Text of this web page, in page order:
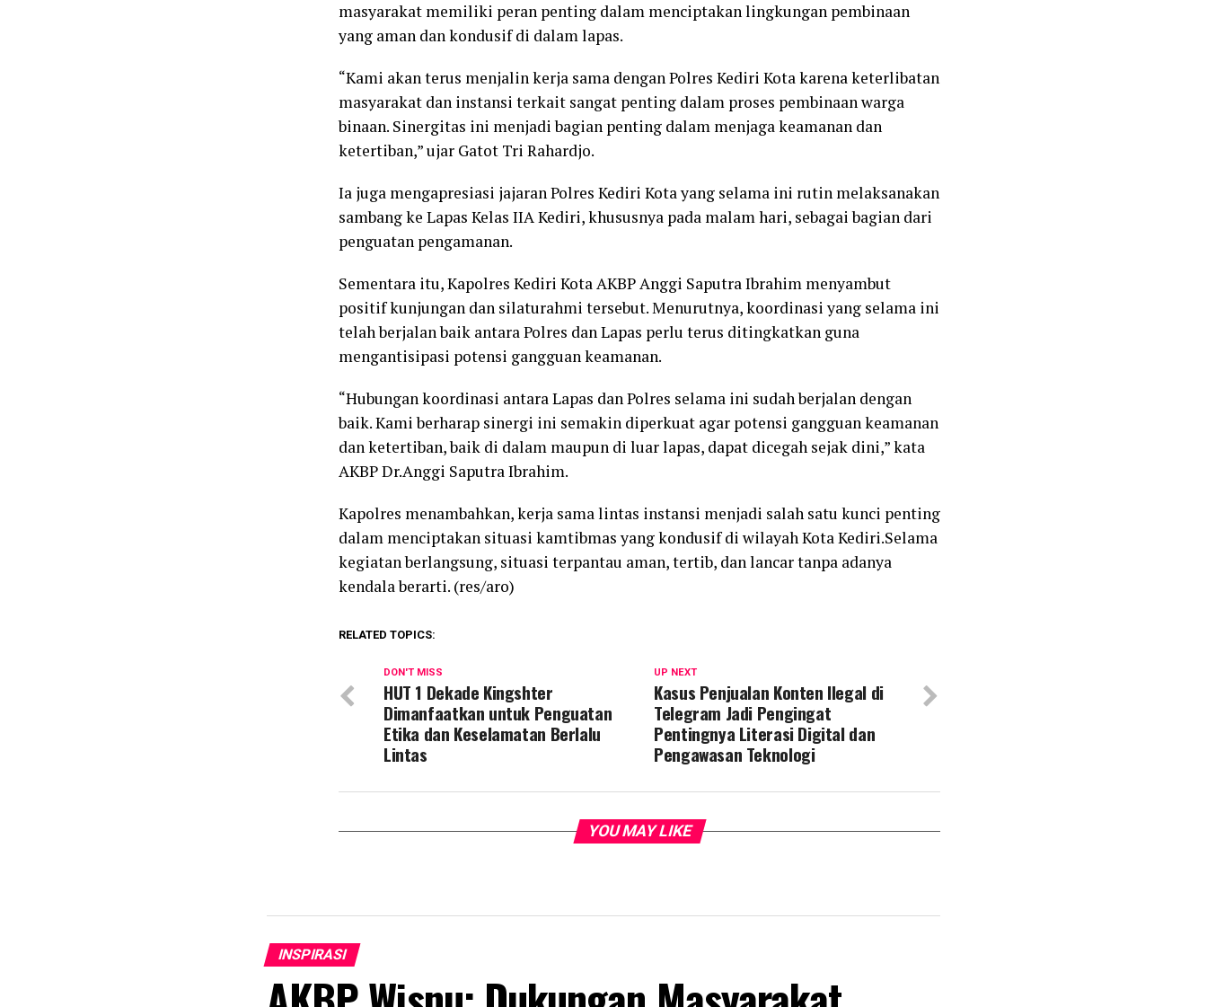
masyarakat memiliki peran penting dalam menciptakan lingkungan pembinaan
yang aman dan kondusif di dalam lapas.
“Kami akan terus menjalin kerja sama dengan Polres Kediri Kota karena keterlibatan
masyarakat dan instansi terkait sangat penting dalam proses pembinaan warga
binaan. Sinergitas ini menjadi bagian penting dalam menjaga keamanan dan
ketertiban,” ujar Gatot Tri Rahardjo.
Ia juga mengapresiasi jajaran Polres Kediri Kota yang selama ini rutin melaksanakan
sambang ke Lapas Kelas IIA Kediri, khususnya pada malam hari, sebagai bagian dari
penguatan pengamanan.
Sementara itu, Kapolres Kediri Kota AKBP Anggi Saputra Ibrahim menyambut
positif kunjungan dan silaturahmi tersebut. Menurutnya, koordinasi yang selama ini
telah berjalan baik antara Polres dan Lapas perlu terus ditingkatkan guna
mengantisipasi potensi gangguan keamanan.
“Hubungan koordinasi antara Lapas dan Polres selama ini sudah berjalan dengan
baik. Kami berharap sinergi ini semakin diperkuat agar potensi gangguan keamanan
dan ketertiban, baik di dalam maupun di luar lapas, dapat dicegah sejak dini,” kata
AKBP Dr.Anggi Saputra Ibrahim.
Kapolres menambahkan, kerja sama lintas instansi menjadi salah satu kunci penting
dalam menciptakan situasi kamtibmas yang kondusif di wilayah Kota Kediri.Selama
kegiatan berlangsung, situasi terpantau aman, tertib, dan lancar tanpa adanya
kendala berarti. (res/aro)
RELATED TOPICS:
UP NEXT
Kasus Penjualan Konten Ilegal di
Telegram Jadi Pengingat
Pentingnya Literasi Digital dan
Pengawasan Teknologi
DON'T MISS
HUT 1 Dekade Kingshter
Dimanfaatkan untuk Penguatan
Etika dan Keselamatan Berlalu
Lintas
YOU MAY LIKE
INSPIRASI